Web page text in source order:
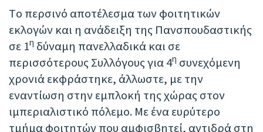
Το περσινό αποτέλεσμα των φοιτητικών
εκλογών και η ανάδειξη της Πανσπουδαστικής
σε 1η δύναμη πανελλαδικά και σε
περισσότερους Συλλόγους για 4η συνεχόμενη
χρονιά εκφράστηκε, άλλωστε, με την
εναντίωση στην εμπλοκή της χώρας στον
ιμπεριαλιστικό πόλεμο. Με ένα ευρύτερο
τμήμα φοιτητών που αμφισβητεί, αντιδρά στη